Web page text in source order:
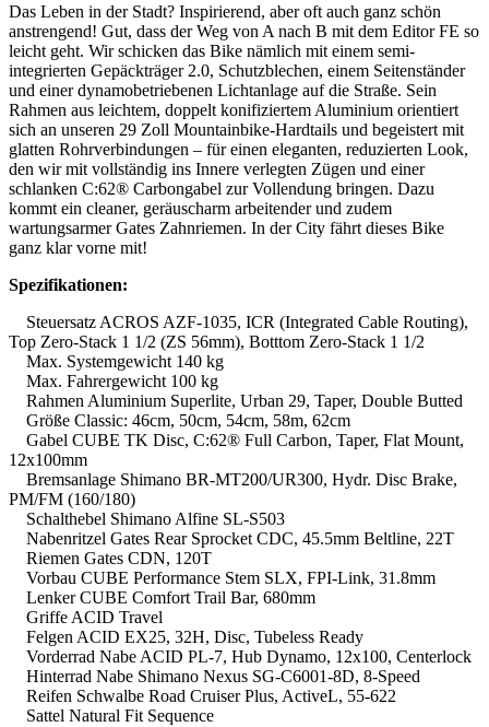
Das Leben in der Stadt? Inspirierend, aber oft auch ganz schön
anstrengend! Gut, dass der Weg von A nach B mit dem Editor FE so
leicht geht. Wir schicken das Bike nämlich mit einem semi-
integrierten Gepäckträger 2.0, Schutzblechen, einem Seitenständer
und einer dynamobetriebenen Lichtanlage auf die Straße. Sein
Rahmen aus leichtem, doppelt konifiziertem Aluminium orientiert
sich an unseren 29 Zoll Mountainbike-Hardtails und begeistert mit
glatten Rohrverbindungen – für einen eleganten, reduzierten Look,
den wir mit vollständig ins Innere verlegten Zügen und einer
schlanken C:62® Carbongabel zur Vollendung bringen. Dazu
kommt ein cleaner, geräuscharm arbeitender und zudem
wartungsarmer Gates Zahnriemen. In der City fährt dieses Bike
ganz klar vorne mit!
Spezifikationen:
Steuersatz ACROS AZF-1035, ICR (Integrated Cable Routing),
Top Zero-Stack 1 1/2 (ZS 56mm), Botttom Zero-Stack 1 1/2
Max. Systemgewicht 140 kg
Max. Fahrergewicht 100 kg
Rahmen Aluminium Superlite, Urban 29, Taper, Double Butted
Größe Classic: 46cm, 50cm, 54cm, 58m, 62cm
Gabel CUBE TK Disc, C:62® Full Carbon, Taper, Flat Mount,
12x100mm
Bremsanlage Shimano BR-MT200/UR300, Hydr. Disc Brake,
PM/FM (160/180)
Schalthebel Shimano Alfine SL-S503
Nabenritzel Gates Rear Sprocket CDC, 45.5mm Beltline, 22T
Riemen Gates CDN, 120T
Vorbau CUBE Performance Stem SLX, FPI-Link, 31.8mm
Lenker CUBE Comfort Trail Bar, 680mm
Griffe ACID Travel
Felgen ACID EX25, 32H, Disc, Tubeless Ready
Vorderrad Nabe ACID PL-7, Hub Dynamo, 12x100, Centerlock
Hinterrad Nabe Shimano Nexus SG-C6001-8D, 8-Speed
Reifen Schwalbe Road Cruiser Plus, ActiveL, 55-622
Sattel Natural Fit Sequence